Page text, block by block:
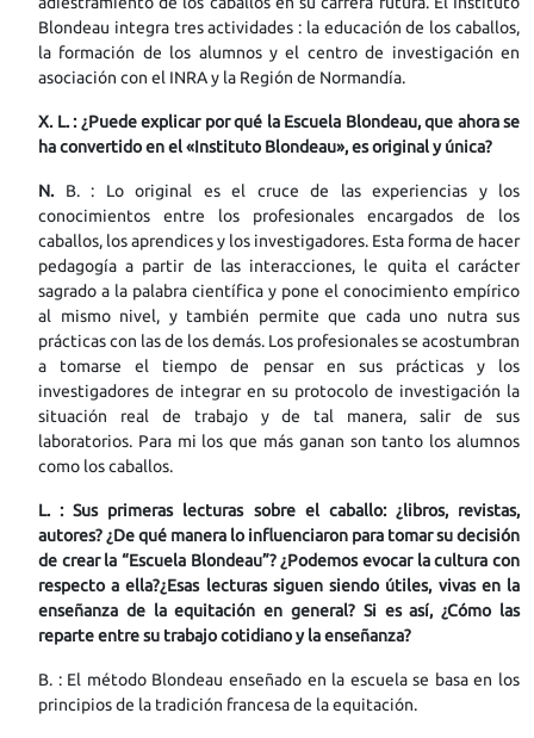
Blondeau integra tres actividades : la educación de los caballos,
la formación de los alumnos y el centro de investigación en
asociación con el INRA y la Región de Normandía.
X. L. : ¿Puede explicar por qué la Escuela Blondeau, que ahora se
ha convertido en el «Instituto Blondeau», es original y única?
N. B. : Lo original es el cruce de las experiencias y los
conocimientos entre los profesionales encargados de los
caballos, los aprendices y los investigadores. Esta forma de hacer
pedagogía a partir de las interacciones, le quita el carácter
sagrado a la palabra científica y pone el conocimiento empírico
al mismo nivel, y también permite que cada uno nutra sus
prácticas con las de los demás. Los profesionales se acostumbran
a tomarse el tiempo de pensar en sus prácticas y los
investigadores de integrar en su protocolo de investigación la
situación real de trabajo y de tal manera, salir de sus
laboratorios. Para mi los que más ganan son tanto los alumnos
como los caballos.
L. : Sus primeras lecturas sobre el caballo: ¿libros, revistas,
autores? ¿De qué manera lo influenciaron para tomar su decisión
de crear la “Escuela Blondeau”? ¿Podemos evocar la cultura con
respecto a ella?¿Esas lecturas siguen siendo útiles, vivas en la
enseñanza de la equitación en general? Si es así, ¿Cómo las
reparte entre su trabajo cotidiano y la enseñanza?
B. : El método Blondeau enseñado en la escuela se basa en los
principios de la tradición francesa de la equitación.